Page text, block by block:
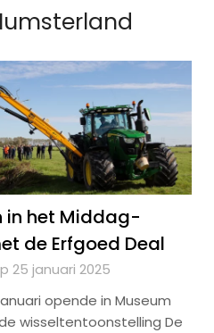
in het Middag-
de Erfgoed Deal
25 januari 2025
opende in Museum
wisseltentoonstelling De